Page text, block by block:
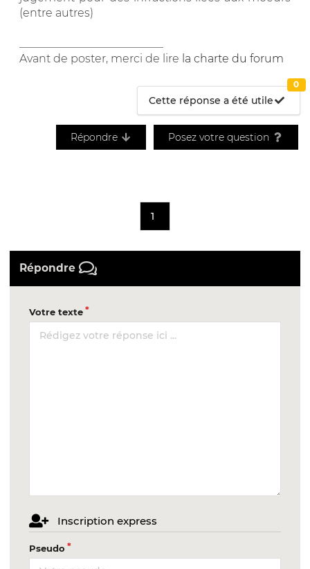
(entre autres)
Avant de poster, merci de lire la charte du forum
Cette réponse a été utile
0
Répondre Posez votre question
1
Répondre
Votre texte
Inscription express
Pseudo